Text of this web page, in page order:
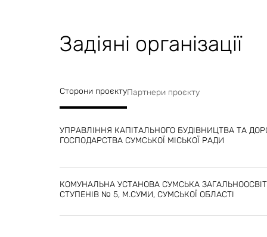
площа приміщень
Кодексу
створення,
цивільного
фонду та ведення
Задіяні організації
Сторони проєктуПартнери проєкту
УПРАВЛІННЯ КАПІТАЛЬНОГО БУДІВНИЦТВА ТА
ГОСПОДАРСТВА СУМСЬКОЇ МІСЬКОЇ РАДИ
КОМУНАЛЬНА УСТАНОВА СУМСЬКА
СТУПЕНІВ № 5, М.СУМИ, СУМСЬКОЇ ОБЛАСТІ